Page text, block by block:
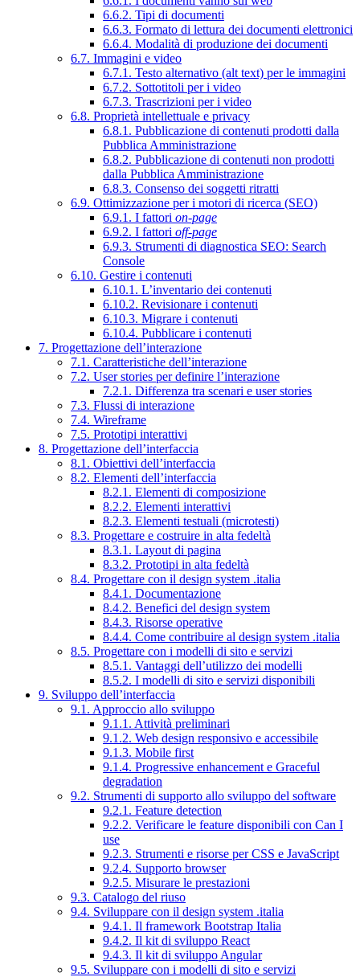
6.6.2. Tipi di documenti
6.6.3. Formato di lettura dei documenti elettronici
6.6.4. Modalità di produzione dei documenti
6.7. Immagini e video
6.7.1. Testo alternativo (alt text) per le immagini
6.7.2. Sottotitoli per i video
6.7.3. Trascrizioni per i video
6.8. Proprietà intellettuale e privacy
6.8.1. Pubblicazione di contenuti prodotti dalla
Pubblica Amministrazione
6.8.2. Pubblicazione di contenuti non prodotti
dalla Pubblica Amministrazione
6.8.3. Consenso dei soggetti ritratti
6.9. Ottimizzazione per i motori di ricerca (SEO)
6.9.1. I fattori on-page
6.9.2. I fattori off-page
6.9.3. Strumenti di diagnostica SEO: Search
Console
6.10. Gestire i contenuti
6.10.1. L’inventario dei contenuti
6.10.2. Revisionare i contenuti
6.10.3. Migrare i contenuti
6.10.4. Pubblicare i contenuti
7. Progettazione dell’interazione
7.1. Caratteristiche dell’interazione
7.2. User stories per definire l’interazione
7.2.1. Differenza tra scenari e user stories
7.3. Flussi di interazione
7.4. Wireframe
7.5. Prototipi interattivi
8. Progettazione dell’interfaccia
8.1. Obiettivi dell’interfaccia
8.2. Elementi dell’interfaccia
8.2.1. Elementi di composizione
8.2.2. Elementi interattivi
8.2.3. Elementi testuali (microtesti)
8.3. Progettare e costruire in alta fedeltà
8.3.1. Layout di pagina
8.3.2. Prototipi in alta fedeltà
8.4. Progettare con il design system .italia
8.4.1. Documentazione
8.4.2. Benefici del design system
8.4.3. Risorse operative
8.4.4. Come contribuire al design system .italia
8.5. Progettare con i modelli di sito e servizi
8.5.1. Vantaggi dell’utilizzo dei modelli
8.5.2. I modelli di sito e servizi disponibili
9. Sviluppo dell’interfaccia
9.1. Approccio allo sviluppo
9.1.1. Attività preliminari
9.1.2. Web design responsivo e accessibile
9.1.3. Mobile first
9.1.4. Progressive enhancement e Graceful
degradation
9.2. Strumenti di supporto allo sviluppo del software
9.2.1. Feature detection
9.2.2. Verificare le feature disponibili con Can I
use
9.2.3. Strumenti e risorse per CSS e JavaScript
9.2.4. Supporto browser
9.2.5. Misurare le prestazioni
9.3. Catalogo del riuso
9.4. Sviluppare con il design system .italia
9.4.1. Il framework Bootstrap Italia
9.4.2. Il kit di sviluppo React
9.4.3. Il kit di sviluppo Angular
9.5. Sviluppare con i modelli di sito e servizi